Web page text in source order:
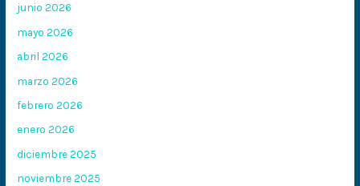
junio 2026
mayo 2026
abril 2026
marzo 2026
febrero 2026
enero 2026
diciembre 2025
noviembre 2025